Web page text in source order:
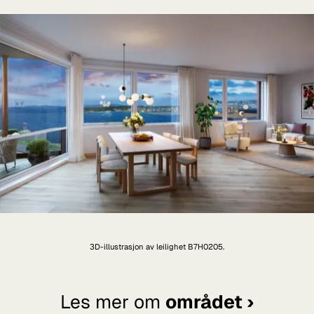
3D-illustrasjon av leilighet B7H0205.
Les mer om området ›